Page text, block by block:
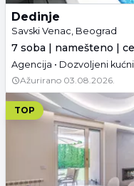
Dedinje
Savski Venac, Beograd
7 soba | namešteno |
Ažurirano 03.08.2026.
TOP